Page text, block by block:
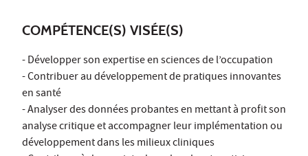
COMPÉTENCE(S) VISÉE(S)
- Développer son expertise en sciences de l’occupation
- Contribuer au développement de pratiques innovantes
en santé
- Analyser des données probantes en mettant à profit son
analyse critique et accompagner leur implémentation ou
développement dans les milieux cliniques